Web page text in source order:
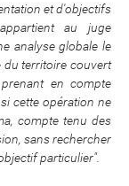
et d'objectifs
au juge
analyse globale le
du territoire couvert
en compte
cette opération ne
compte tenu des
sans rechercher
particulier".